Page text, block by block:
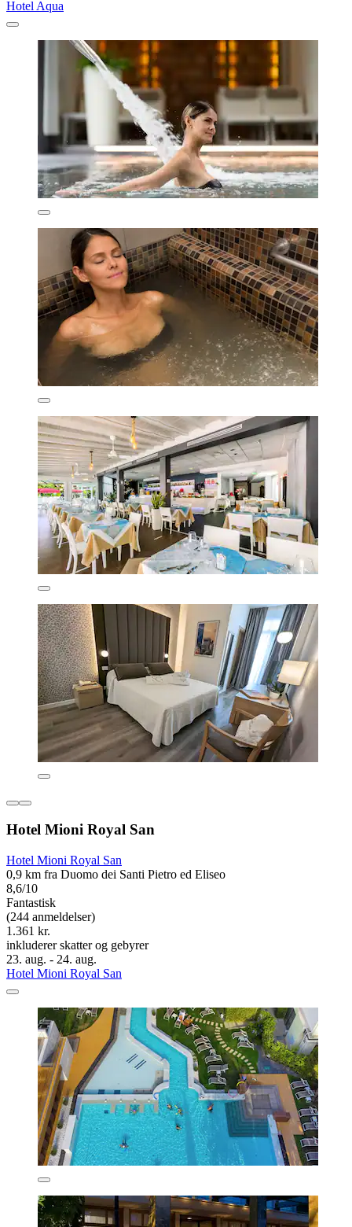
Hotel Aqua
Hotel Mioni Royal San
Hotel Mioni Royal San
0,9 km fra Duomo dei Santi Pietro ed Eliseo
8,6/10
Fantastisk
(244 anmeldelser)
1.361 kr.
inkluderer skatter og gebyrer
23. aug. - 24. aug.
Hotel Mioni Royal San